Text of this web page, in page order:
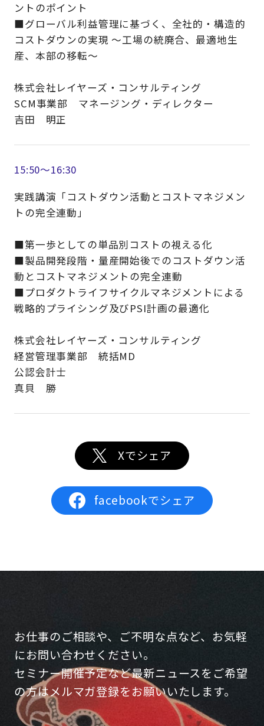
ントのポイント
■グローバル利益管理に基づく、全社的・構造的
コストダウンの実現 ～工場の統廃合、最適地生
産、本部の移転～
株式会社レイヤーズ・コンサルティング
SCM事業部 マネージング・ディレクター
吉田 明正
15:50～16:30
実践講演「コストダウン活動とコストマネジメン
トの完全連動」
■第一歩としての単品別コストの視える化
■製品開発段階・量産開始後でのコストダウン活
動とコストマネジメントの完全連動
■プロダクトライフサイクルマネジメントによる
戦略的プライシング及びPSI計画の最適化
株式会社レイヤーズ・コンサルティング
経営管理事業部 統括MD
公認会計士
真貝 勝
Xでシェア
facebookでシェア
お仕事のご相談や、ご不明な点など、お気軽
にお問い合わせください。
セミナー開催予定など最新ニュースをご希望
の方はメルマガ登録をお願いいたします。